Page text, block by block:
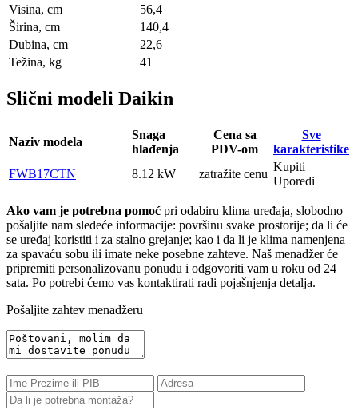
Visina, сm
56,4
Širina, сm
140,4
Dubina, сm
22,6
Težina, kg
41
Slični modeli Daikin
Naziv modela
Snaga
hlađenja
Cena sa
PDV-om
Sve
karakteristike
FWB17CTN
8.12 kW zatražite cenu
Kupiti
Uporedi
Ako vam je potrebna pomoć pri odabiru klima uređaja, slobodno
pošaljite nam sledeće informacije: površinu svake prostorije; da li će
se uređaj koristiti i za stalno grejanje; kao i da li je klima namenjena
za spavaću sobu ili imate neke posebne zahteve. Naš menadžer će
pripremiti personalizovanu ponudu i odgovoriti vam u roku od 24
sata. Po potrebi ćemo vas kontaktirati radi pojašnjenja detalja.
Pošaljite zahtev menadžeru